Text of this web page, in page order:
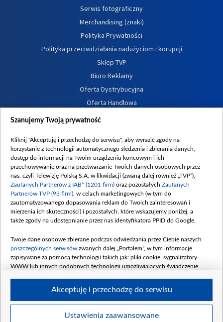
Serwis fotograficzny
Merchandising (znaki)
Polityka Prywatności
Polityka przeciwdziałania nadużyciom i korupcji
Sklep TVP
Biuro Reklamy
Oferta Dystrybucyjna
Oferta Handlowa
Dostępność
Procedura zgłoszeń wewnętrznych
Szanujemy Twoją prywatność
Kliknij "Akceptuję i przechodzę do serwisu", aby wyrazić zgody na
korzystanie z technologii automatycznego śledzenia i zbierania danych,
dostęp do informacji na Twoim urządzeniu końcowym i ich
przechowywanie oraz na przetwarzanie Twoich danych osobowych przez
nas, czyli Telewizję Polską S.A. w likwidacji (zwaną dalej również „TVP”),
Zaufanych Partnerów z IAB* (1201 firm) oraz pozostałych Zaufanych
Partnerów TVP (93 firm) , w celach marketingowych (w tym do
zautomatyzowanego dopasowania reklam do Twoich zainteresowań i
mierzenia ich skuteczności) i pozostałych, które wskazujemy poniżej, a
także zgody na udostępnianie przez nas identyfikatora PPID do Google.
Twoje dane osobowe zbierane podczas odwiedzania przez Ciebie naszych
poszczególnych serwisów zwanych dalej „Portalem”, w tym informacje
zapisywane za pomocą technologii takich jak: pliki cookie, sygnalizatory
WWW lub innych podobnych technologii umożliwiających świadczenie
Twoje dane osobowe zbierane podczas odwiedzania przez Ciebie
Ustawienia zaawansowane
Akceptuję i przechodzę do serwisu